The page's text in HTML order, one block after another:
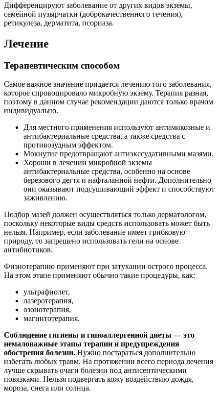
Дифференцируют заболевание от других видов экземы,
семейной пузырчатки (доброкачественного течения),
ретикулеза, дерматита, псориаза.
Лечение
Терапевтическим способом
Самое важное значение придается лечению того заболевания,
которое спровоцировало микробную экзему. Терапия разная,
поэтому в данном случае рекомендации даются только врачом
индивидуально.
Для местного применения используют антимикозные и
антибактериальные средства, а также средства с
противозудным эффектом.
Мокнутие предотвращают антиэкссудативными мазями.
Хороши в лечении микробной экземы
антибактериальные средства, особенно на основе
березового дегтя и нафталанной нефти. Дополнительно
они оказывают подсушивающий эффект и способствуют
заживлению.
Подбор мазей должен осуществляться только дерматологом,
поскольку некоторые виды средств использовать может быть
нельзя. Например, если заболевание имеет грибковую
природу, то запрещено использовать гели на основе
антибиотиков.
Физиотерапию применяют при затухании острого процесса.
На этом этапе применяют обычно такие процедуры, как:
ультрафиолет,
лазеротерапия,
озонотерапия,
магнитотерапия.
Соблюдение гигиены и гипоаллергенной диеты — это
немаловажные этапы терапии и предупреждения
обострения болезни. Нужно постараться дополнительно
избегать любых травм. На протяжении всего периода лечения
лучше скрывать очаги болезни под антисептическими
повязками. Нельзя подвергать кожу воздействию дождя,
мороза, снега или солнца.